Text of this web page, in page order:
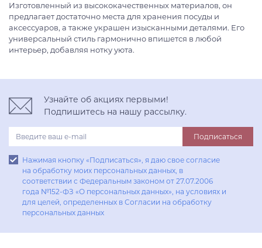
Изготовленный из высококачественных материалов, он
предлагает достаточно места для хранения посуды и
аксессуаров, а также украшен изысканными деталями. Его
универсальный стиль гармонично впишется в любой
интерьер, добавляя нотку уюта.
Узнайте об акциях первыми!
Подпишитесь на нашу рассылку.
Подписаться
Нажимая кнопку «Подписаться», я даю свое согласие
на обработку моих персональных данных, в
соответствии с Федеральным законом от 27.07.2006
года №152-ФЗ «О персональных данных», на условиях и
для целей, определенных в Согласии на обработку
персональных данных